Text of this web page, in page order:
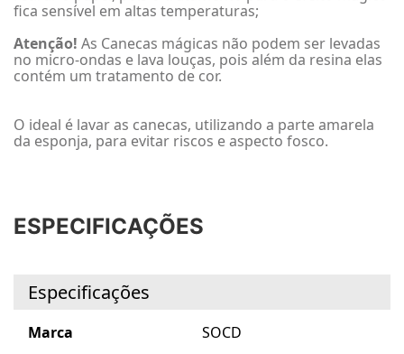
fica sensível em altas temperaturas;
Atenção! As Canecas mágicas não podem ser levadas
no micro-ondas e lava louças, pois além da resina elas
contém um tratamento de cor.
O ideal é lavar as canecas, utilizando a parte amarela
da esponja, para evitar riscos e aspecto fosco.
ESPECIFICAÇÕES
Especificações
Marca SOCD